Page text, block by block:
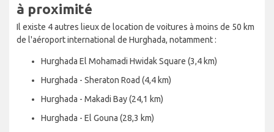
à proximité
Il existe 4 autres lieux de location de voitures à moins de 50 km
de l'aéroport international de Hurghada, notamment :
Hurghada El Mohamadi Hwidak Square (3,4 km)
Hurghada - Sheraton Road (4,4 km)
Hurghada - Makadi Bay (24,1 km)
Hurghada - El Gouna (28,3 km)